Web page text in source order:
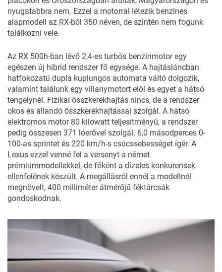
nyugatabbra nem. Ezzel a motorral létezik benzines
alapmodell az RX-ből 350 néven, de szintén nem fogunk
találkozni vele.
Az RX 500h-ban lévő 2,4-es turbós benzinmotor egy
egészen új hibrid rendszer fő egysége. A hajtásláncban
hatfokozatú dupla kuplungos automata váltó dolgozik,
valamint találunk egy villanymotort elöl és egyet a hátsó
tengelynél. Fizikai összkerékhajtás nincs, de a rendszer
okos és állandó összkerékhajtással szolgál. A hátsó
elektromos motor 80 kilowatt teljesítményű, a rendszer
pedig összesen 371 lóerővel szolgál. 6,0 másodperces 0-
100-as sprintet és 220 km/h-s csúcssebességet ígér. A
Lexus ezzel venné fel a versenyt a német
prémiummodellekkel, de főként a dízeles konkurensek
ellenfelének készült. A megállásról ennél a modellnél
megnövelt, 400 milliméter átmérőjű féktárcsák
gondoskodnak.